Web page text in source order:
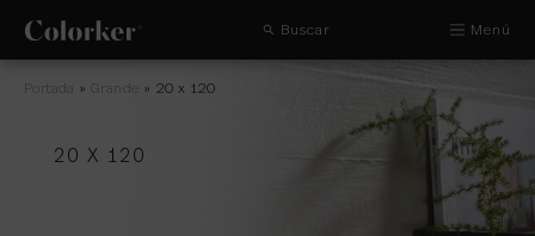
Buscar Menú
Portada » Grande » 20 x 120
20 X 120